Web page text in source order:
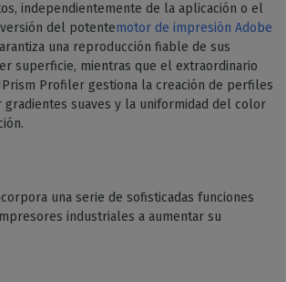
independientemente de la aplicación o el
del potentemotor de impresión Adobe
una reproducción fiable de sus
superficie, mientras que el extraordinario
Profiler gestiona la creación de perfiles
gradientes suaves y la uniformidad del color
una serie de sofisticadas funciones
industriales a aumentar su